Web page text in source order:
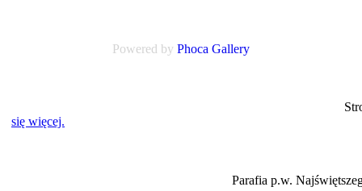
Powered by Phoca Gallery
Strona
się więcej.
Parafia p.w. Najświętszego Serca Pana